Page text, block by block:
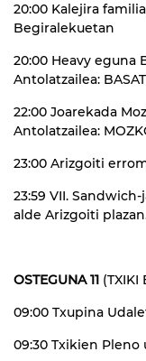
20:00 Kalejira
Begiralekuetan
20:00 Heavy eguna
Antolatzailea:
22:00 Joarekada
Antolatzailea:
23:00 Arizgoiti
23:59 VII.
alde Arizgoiti
OSTEGUNA 11 (TXIKI
09:00 Txupina
09:30 Txikien Pleno